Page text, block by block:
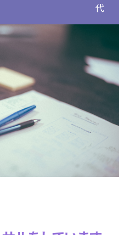
Breakthrough Speaking™
代